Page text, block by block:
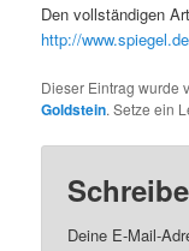
Den vollständigen
http://
Dieser Eintrag wurde
Goldstein. Setze ein
Deine E-Mail-